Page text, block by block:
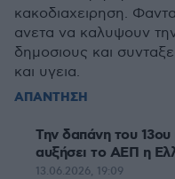
κακοδιαχειρηση.
ανετα να καλυψουν
δημοσιους και
και υγεια.
ΑΠΑΝΤΗΣΗ
Την δαπάνη του
αυξήσει το ΑΕΠ η
13.06.2026, 19:09